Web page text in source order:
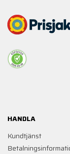
HANDLA
Kundtjänst